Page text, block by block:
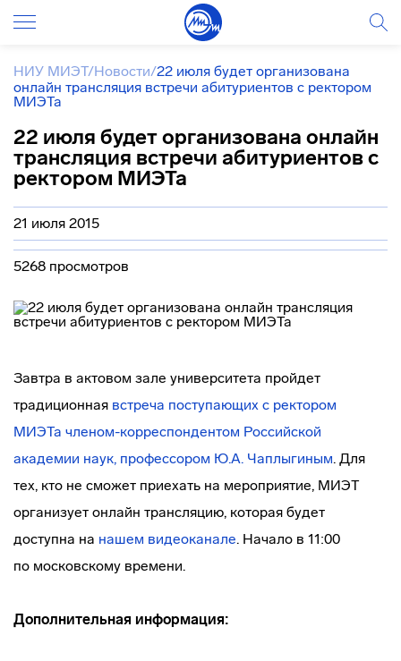
НИУ МИЭТ/Новости/22 июля будет организована
онлайн трансляция встречи абитуриентов с ректором
МИЭТа
22 июля будет организована онлайн
трансляция встречи абитуриентов с
ректором МИЭТа
21 июля 2015
5268 просмотров
Завтра в актовом зале университета пройдет
традиционная встреча поступающих с ректором
МИЭТа членом-корреспондентом Российской
академии наук, профессором Ю.А. Чаплыгиным. Для
тех, кто не сможет приехать на мероприятие, МИЭТ
организует онлайн трансляцию, которая будет
доступна на нашем видеоканале. Начало в 11:00
по московскому времени.
Дополнительная информация: